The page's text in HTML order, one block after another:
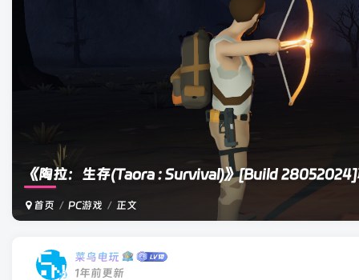
《陶拉：生存(Taora : Survival)》[Build 28052024]
首页 PC游戏 正文
菜鸟电玩
1年前更新